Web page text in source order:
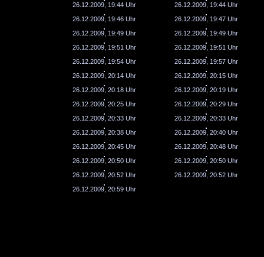
26.12.2009, 19:44 Uhr
26.12.2009, 19:44 Uhr
26.12.2009, 19:46 Uhr
26.12.2009, 19:47 Uhr
26.12.2009, 19:49 Uhr
26.12.2009, 19:49 Uhr
26.12.2009, 19:51 Uhr
26.12.2009, 19:51 Uhr
26.12.2009, 19:54 Uhr
26.12.2009, 19:57 Uhr
26.12.2009, 20:14 Uhr
26.12.2009, 20:15 Uhr
26.12.2009, 20:18 Uhr
26.12.2009, 20:19 Uhr
26.12.2009, 20:25 Uhr
26.12.2009, 20:29 Uhr
26.12.2009, 20:33 Uhr
26.12.2009, 20:33 Uhr
26.12.2009, 20:38 Uhr
26.12.2009, 20:40 Uhr
26.12.2009, 20:45 Uhr
26.12.2009, 20:48 Uhr
26.12.2009, 20:50 Uhr
26.12.2009, 20:50 Uhr
26.12.2009, 20:52 Uhr
26.12.2009, 20:52 Uhr
26.12.2009, 20:59 Uhr